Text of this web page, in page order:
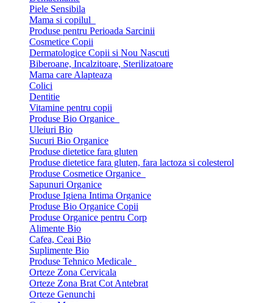
Piele Sensibila
Mama si copilul
Produse pentru Perioada Sarcinii
Cosmetice Copii
Dermatologice Copii si Nou Nascuti
Biberoane, Incalzitoare, Sterilizatoare
Mama care Alapteaza
Colici
Dentitie
Vitamine pentru copii
Produse Bio Organice
Uleiuri Bio
Sucuri Bio Organice
Produse dietetice fara gluten
Produse dietetice fara gluten, fara lactoza si colesterol
Produse Cosmetice Organice
Sapunuri Organice
Produse Igiena Intima Organice
Produse Bio Organice Copii
Produse Organice pentru Corp
Alimente Bio
Cafea, Ceai Bio
Suplimente Bio
Produse Tehnico Medicale
Orteze Zona Cervicala
Orteze Zona Brat Cot Antebrat
Orteze Genunchi